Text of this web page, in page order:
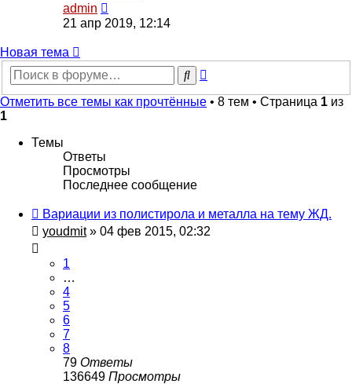
admin
к
последнему
21 апр 2019, 12:14
Новая
тема
Новая тема
Поиск
Отметить все темы как прочтённые • 8 тем • Страница 1 из
1
Темы
Ответы
Просмотры
Последнее сообщение
Вариации из полистирола и металла на тему ЖД.
youdmit» 04 фев 2015, 02:32
1
…
4
5
6
7
8
79 Ответы
136649 Просмотры